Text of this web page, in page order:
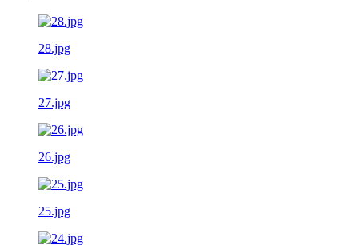
28.jpg
27.jpg
26.jpg
25.jpg